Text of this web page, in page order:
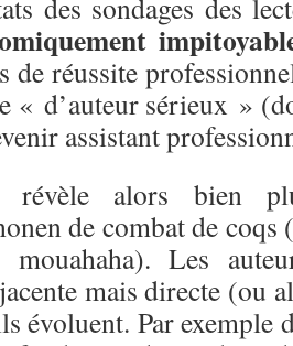
des sondages des
de réussite
« d’auteur sérieux »
assistant
révèle alors bien
de combat de coqs
Les
mais directe (ou
évoluent. Par exemple